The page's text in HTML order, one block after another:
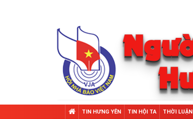
TIN HƯNG YÊN TIN HỘI TA THỜI LUẬN